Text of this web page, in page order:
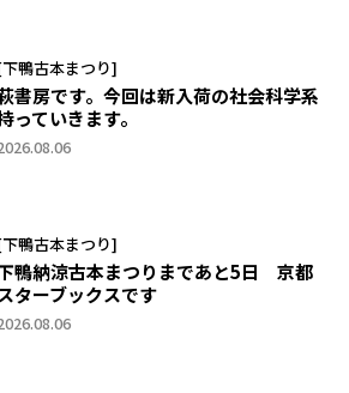
鴨古本まつり]
書房です。今回は新入荷の社会科学系
っていきます。
鴨古本まつり]
鴨納涼古本まつりまであと5日 京都
ターブックスです